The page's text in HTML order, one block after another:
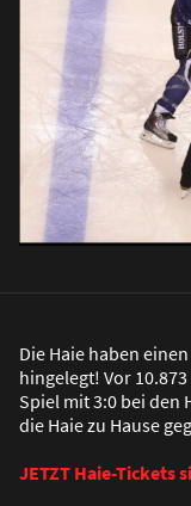
Die Haie haben
hingelegt! Vor
Spiel mit 3:0 bei den
die Haie zu Hause
JETZT Haie-Tickets